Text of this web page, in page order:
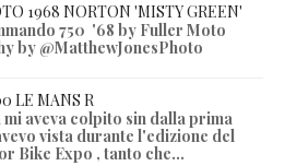
1968 NORTON 'MISTY GREEN'
750 '68 by Fuller Moto
by @MatthewJonesPhoto
LE MANS R
mi aveva colpito sin dalla prima
vista durante l'edizione del
Bike Expo , tanto che...